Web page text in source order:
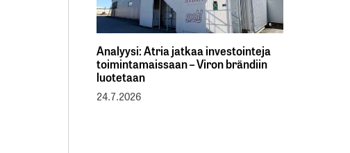
Analyysi: Atria jatkaa investointeja
toimintamaissaan – Viron brändiin
luotetaan
24.7.2026